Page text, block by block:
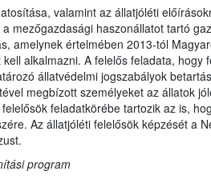
valamint az állatjóléti
mezőgazdasági haszonállatot tartó
amelynek értelmében 2013-tól
alkalmazni. A felelős feladata, hogy
állatvédelmi jogszabályok
megbízott személyeket az állatok
feladatkörébe tartozik az is,
Az állatjóléti felelősök képzését a
program